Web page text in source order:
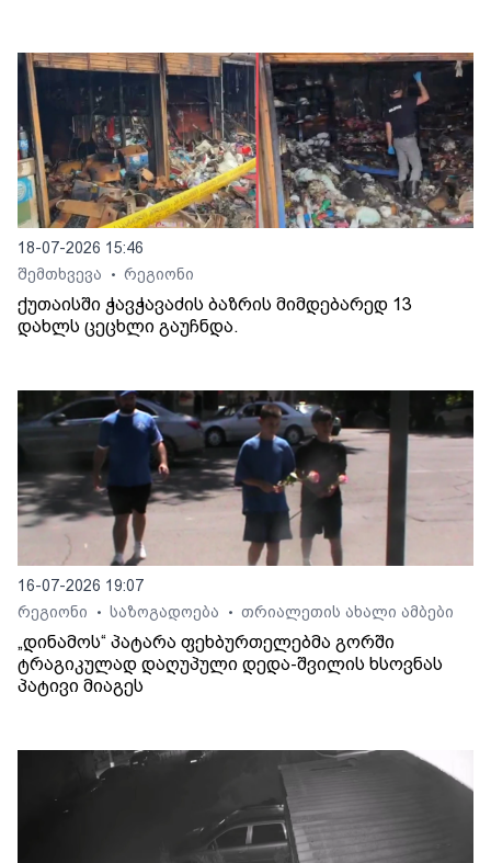
18-07-2026 15:46
შემთხვევა
• რეგიონი
ქუთაისში ჭავჭავაძის ბაზრის მიმდებარედ 13
დახლს ცეცხლი გაუჩნდა.
16-07-2026 19:07
რეგიონი
• საზოგადოება • თრიალეთის ახალი ამბები
„დინამოს“ პატარა ფეხბურთელებმა გორში
ტრაგიკულად დაღუპული დედა-შვილის ხსოვნას
პატივი მიაგეს